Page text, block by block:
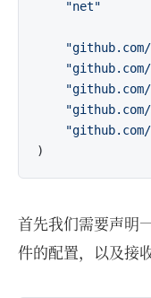
"net"
首先我们需要声明
件的配置，以及接